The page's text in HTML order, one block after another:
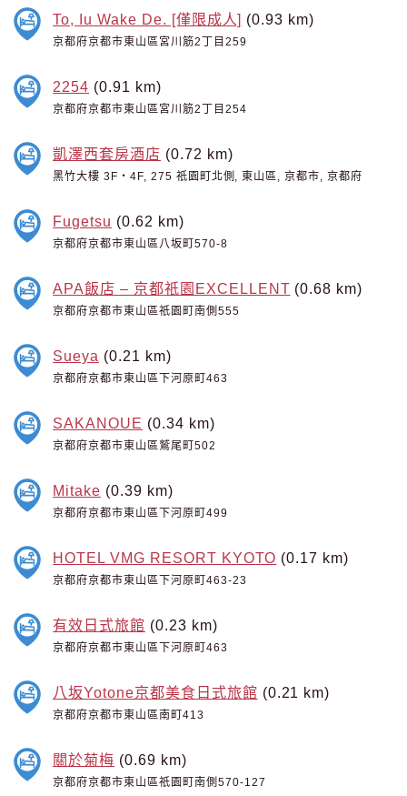
To, Iu Wake De. [僅限成人] (0.93 km)
京都府京都市東山區宮川筋2丁目259
2254 (0.91 km)
京都府京都市東山區宮川筋2丁目254
凱澤西套房酒店 (0.72 km)
黑竹大樓 3F・4F, 275 祇園町北側, 東山區, 京都市, 京都府
Fugetsu (0.62 km)
京都府京都市東山區八坂町570-8
APA飯店 – 京都祇園EXCELLENT (0.68 km)
京都府京都市東山區祇園町南側555
Sueya (0.21 km)
京都府京都市東山區下河原町463
SAKANOUE (0.34 km)
京都府京都市東山區鷲尾町502
Mitake (0.39 km)
京都府京都市東山區下河原町499
HOTEL VMG RESORT KYOTO (0.17 km)
京都府京都市東山區下河原町463-23
有效日式旅館 (0.23 km)
京都府京都市東山區下河原町463
八坂Yotone京都美食日式旅館 (0.21 km)
京都府京都市東山區南町413
關於菊梅 (0.69 km)
京都府京都市東山區祇園町南側570-127